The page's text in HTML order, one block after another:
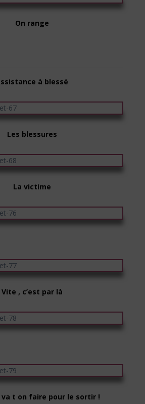
On range
à blessé
Les blessures
La victime
Vite , c’est par là
va t on faire pour le sortir !